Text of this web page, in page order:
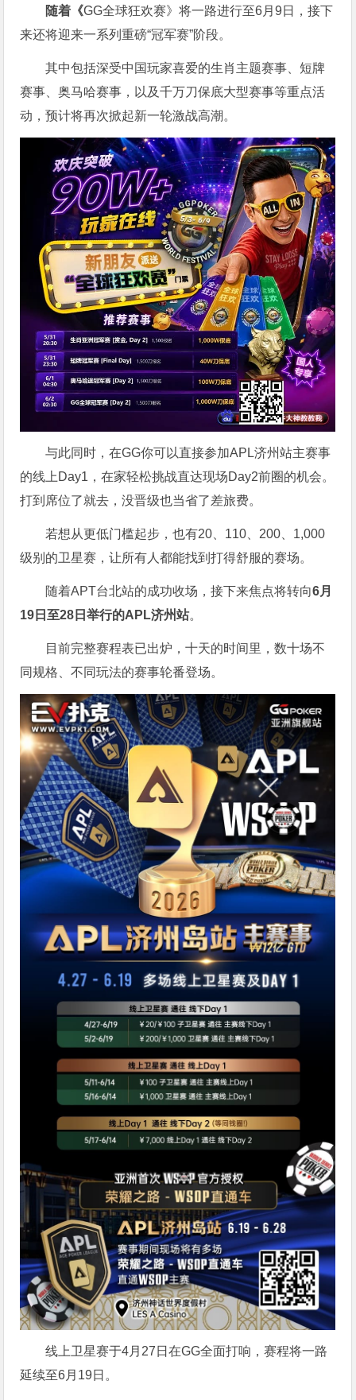
随着《GG全球狂欢赛》将一路进行至6月9日，接下
来还将迎来一系列重磅“冠军赛”阶段。
其中包括深受中国玩家喜爱的生肖主题赛事、短牌
赛事、奥马哈赛事，以及千万刀保底大型赛事等重点活
动，预计将再次掀起新一轮激战高潮。
与此同时，在GG你可以直接参加APL济州站主赛事
的线上Day1，在家轻松挑战直达现场Day2前圈的机会。
打到席位了就去，没晋级也当省了差旅费。
若想从更低门槛起步，也有20、110、200、1,000
级别的卫星赛，让所有人都能找到打得舒服的赛场。
随着APT台北站的成功收场，接下来焦点将转向6月
19 日至28 日举行的APL济州站。
目前完整赛程表已出炉，十天的时间里，数十场不
同规格、不同玩法的赛事轮番登场。
线上卫星赛于4月27日在GG全面打响，赛程将一路
延续至6月19日。